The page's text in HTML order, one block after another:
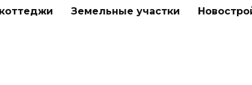
Земельные участки